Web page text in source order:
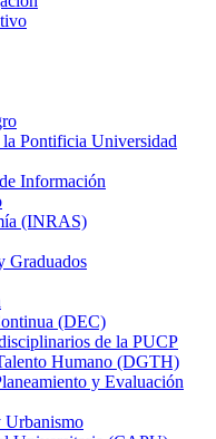
Pontificia Universidad
Información
(INRAS)
Graduados
(DEC)
de la PUCP
Humano (DGTH)
y Evaluación
Urbanismo